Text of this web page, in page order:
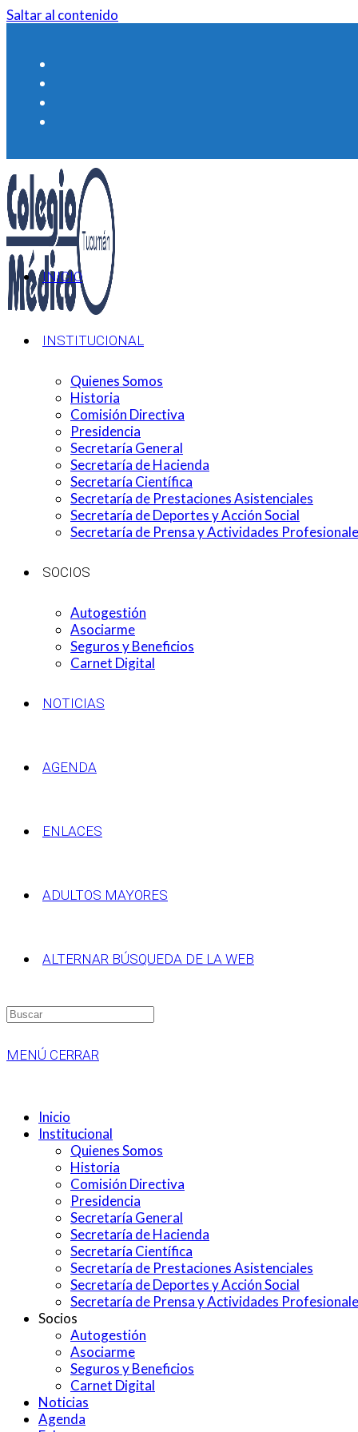
Saltar al contenido
INICIO
INSTITUCIONAL
Quienes Somos
Historia
Comisión Directiva
Presidencia
Secretaría General
Secretaría de Hacienda
Secretaría Científica
Secretaría de Prestaciones Asistenciales
Secretaría de Deportes y Acción Social
Secretaría de Prensa y Actividades
SOCIOS
Autogestión
Asociarme
Seguros y Beneficios
Carnet Digital
NOTICIAS
AGENDA
ENLACES
ADULTOS MAYORES
ALTERNAR BÚSQUEDA DE LA WEB
MENÚ CERRAR
Inicio
Institucional
Quienes Somos
Historia
Comisión Directiva
Presidencia
Secretaría General
Secretaría de Hacienda
Secretaría Científica
Secretaría de Prestaciones Asistenciales
Secretaría de Deportes y Acción Social
Secretaría de Prensa y Actividades
Socios
Autogestión
Asociarme
Seguros y Beneficios
Carnet Digital
Noticias
Agenda